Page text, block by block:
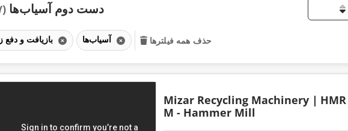
دست دوم آسیاب‌ها (۱۲۷)
بازیافت و دفع زباله آسیاب‌ها حذف همه فیلترها
Mizar Recycling Machinery | HMR
M - Hammer Mill